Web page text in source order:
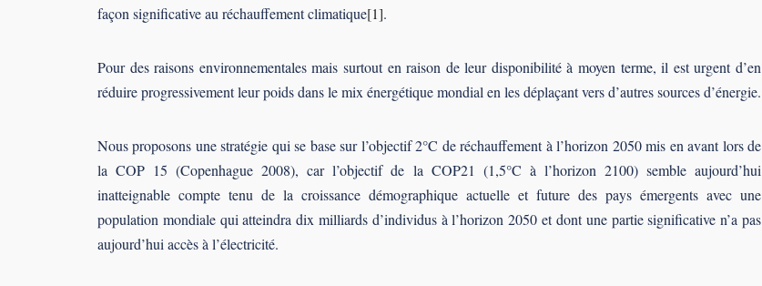
façon significative au réchauffement climatique[1].
Pour des raisons environnementales mais surtout en raison de leur disponibilité à moyen terme, il est urgent d’en
réduire progressivement leur poids dans le mix énergétique mondial en les déplaçant vers d’autres sources d’énergie.
Nous proposons une stratégie qui se base sur l’objectif 2°C de réchauffement à l’horizon 2050 mis en avant lors de
la COP 15 (Copenhague 2008), car l’objectif de la COP21 (1,5°C à l’horizon 2100) semble aujourd’hui
inatteignable compte tenu de la croissance démographique actuelle et future des pays émergents avec une
population mondiale qui atteindra dix milliards d’individus à l’horizon 2050 et dont une partie significative n’a pas
aujourd’hui accès à l’électricité.